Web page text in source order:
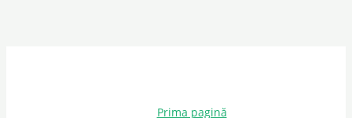
Prima pagină